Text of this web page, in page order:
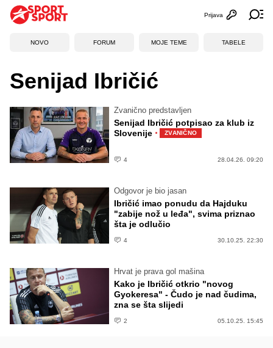
Otvori
Prijava
NOVO FORUM MOJE TEME TABELE
Senijad Ibričić
Zvanično predstavljen
Senijad Ibričić potpisao za klub iz
Slovenije · ZVANIČNO
4 28.04.26. 09:20
Odgovor je bio jasan
Ibričić imao ponudu da Hajduku
"zabije nož u leđa", svima priznao
šta je odlučio
4 30.10.25. 22:30
Hrvat je prava gol mašina
Kako je Ibričić otkrio "novog
Gyokeresa" - Čudo je nad čudima,
zna se šta slijedi
2 05.10.25. 15:45